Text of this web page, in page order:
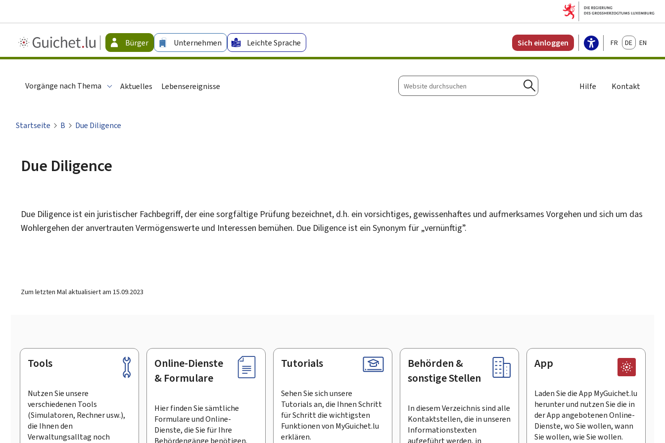
Guichet.lu
-
Bürger Unternehmen Leichte Sprache Sich einloggen FrançaisDeutschEnglish
Vorgänge nach Thema Aktuelles Lebensereignisse
Website
durchsuchen
Suchen
Hilfe Kontakt
Startseite B Due Diligence
Due Diligence
Due Diligence ist ein juristischer Fachbegriff, der eine sorgfältige Prüfung bezeichnet, d.h. ein vorsichtiges, gewissenhaftes und aufmerksames Vorgehen und sich um das
Wohlergehen der anvertrauten Vermögenswerte und Interessen bemühen. Due Diligence ist ein Synonym für „vernünftig”.
Zum letzten Mal aktualisiert am 15.09.2023
Footer
Tools
Nutzen Sie unsere
verschiedenen Tools
(Simulatoren, Rechner usw.),
die Ihnen den
Verwaltungsalltag noch
Online-Dienste
& Formulare
Hier finden Sie sämtliche
Formulare und Online-
Dienste, die Sie für Ihre
Behördengänge benötigen.
Tutorials
Sehen Sie sich unsere
Tutorials an, die Ihnen Schritt
für Schritt die wichtigsten
Funktionen von MyGuichet.lu
erklären.
Behörden &
sonstige Stellen
In diesem Verzeichnis sind alle
Kontaktstellen, die in unseren
Informationstexten
aufgeführt werden, in
App
Laden Sie die App MyGuichet.lu
herunter und nutzen Sie die in
der App angebotenen Online-
Dienste, wo Sie wollen, wann
Sie wollen, wie Sie wollen.